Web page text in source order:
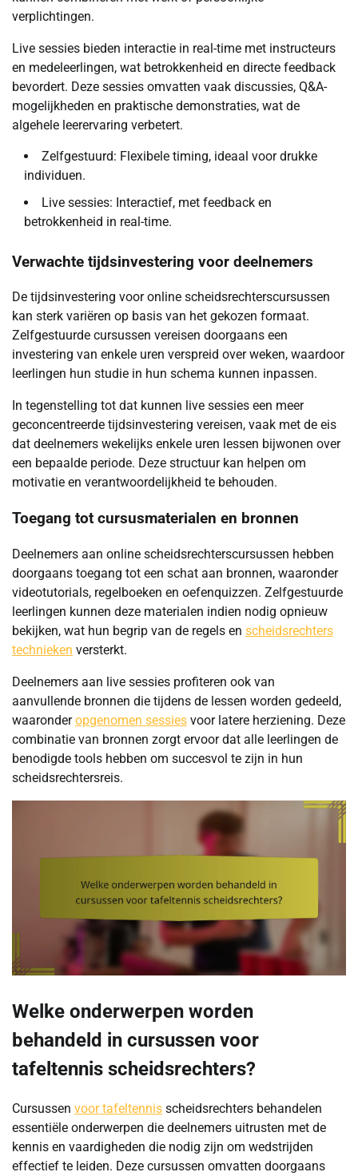
verplichtingen.
Live sessies bieden interactie in real-time met instructeurs
en medeleerlingen, wat betrokkenheid en directe feedback
bevordert. Deze sessies omvatten vaak discussies, Q&A-
mogelijkheden en praktische demonstraties, wat de
algehele leerervaring verbetert.
Zelfgestuurd: Flexibele timing, ideaal voor drukke
individuen.
Live sessies: Interactief, met feedback en
betrokkenheid in real-time.
Verwachte tijdsinvestering voor deelnemers
De tijdsinvestering voor online scheidsrechterscursussen
kan sterk variëren op basis van het gekozen formaat.
Zelfgestuurde cursussen vereisen doorgaans een
investering van enkele uren verspreid over weken, waardoor
leerlingen hun studie in hun schema kunnen inpassen.
In tegenstelling tot dat kunnen live sessies een meer
geconcentreerde tijdsinvestering vereisen, vaak met de eis
dat deelnemers wekelijks enkele uren lessen bijwonen over
een bepaalde periode. Deze structuur kan helpen om
motivatie en verantwoordelijkheid te behouden.
Toegang tot cursusmaterialen en bronnen
Deelnemers aan online scheidsrechterscursussen hebben
doorgaans toegang tot een schat aan bronnen, waaronder
videotutorials, regelboeken en oefenquizzen. Zelfgestuurde
leerlingen kunnen deze materialen indien nodig opnieuw
bekijken, wat hun begrip van de regels en scheidsrechters
technieken versterkt.
Deelnemers aan live sessies profiteren ook van
aanvullende bronnen die tijdens de lessen worden gedeeld,
waaronderopgenomen sessies voor latere herziening. Deze
combinatie van bronnen zorgt ervoor dat alle leerlingen de
benodigde tools hebben om succesvol te zijn in hun
scheidsrechtersreis.
Welke onderwerpen worden
behandeld in cursussen voor
tafeltennis scheidsrechters?
Cursussen voor tafeltennis scheidsrechters behandelen
essentiële onderwerpen die deelnemers uitrusten met de
kennis en vaardigheden die nodig zijn om wedstrijden
effectief te leiden. Deze cursussen omvatten doorgaans